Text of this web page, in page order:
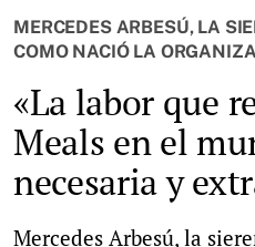
MERCEDES ARBESÚ, LA
COMO NACIÓ LA
«La labor que
Meals en el
necesaria y
Mercedes Arbesú, la